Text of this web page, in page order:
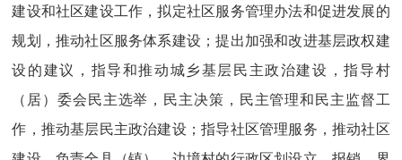
建设和社区建设工作，拟定社区服务管理办法和促进发展的
规划，推动社区服务体系建设；提出加强和改进基层政权建
设的建议，指导和推动城乡基层民主政治建设，指导村
（居）委会民主选举，民主决策，民主管理和民主监督工
作，推动基层民主政治建设；指导社区管理服务，推动社区